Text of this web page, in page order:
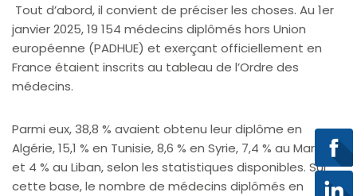
Tout d’abord, il convient de préciser les choses. Au 1er
janvier 2025, 19 154 médecins diplômés hors Union
européenne (PADHUE) et exerçant officiellement en
France étaient inscrits au tableau de l’Ordre des
médecins.
Parmi eux, 38,8 % avaient obtenu leur diplôme en
Algérie, 15,1 % en Tunisie, 8,6 % en Syrie, 7,4 % au Maroc
et 4 % au Liban, selon les statistiques disponibles. Sur
cette base, le nombre de médecins diplômés en